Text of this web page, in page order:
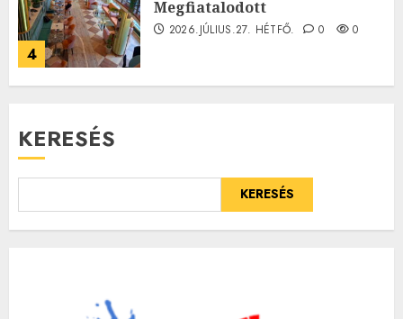
4
Megfiatalodott
2026.JÚLIUS.27. HÉTFŐ. 0 0
KERESÉS
KERESÉS